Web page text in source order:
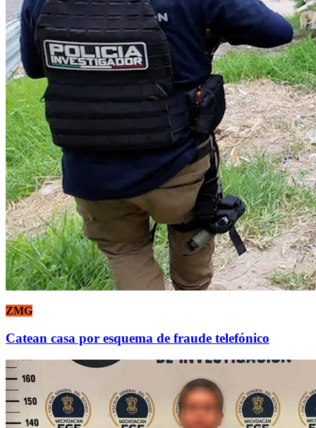
ZMG
Catean casa por esquema de fraude telefónico